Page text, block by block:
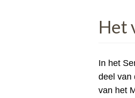
Het
In het
deel van
van het